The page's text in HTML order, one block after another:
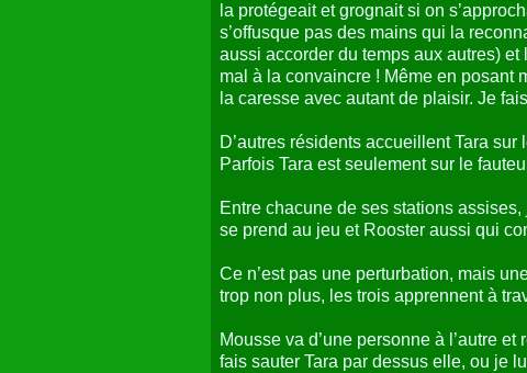
la protégeait et grognait si on
s’offusque pas des mains qui la
aussi accorder du temps aux autres)
mal à la convaincre ! Même en posant
la caresse avec autant de plaisir. Je
D’autres résidents accueillent Tara
Parfois Tara est seulement sur le
Entre chacune de ses stations
se prend au jeu et Rooster aussi qui
Ce n’est pas une perturbation, mais
trop non plus, les trois apprennent à
Mousse va d’une personne à l’autre
fais sauter Tara par dessus elle, ou je